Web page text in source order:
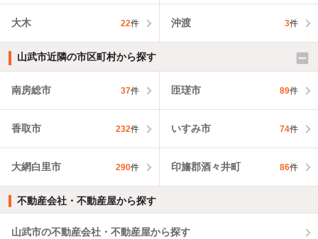
大木 22件 沖渡 3件
山武市近隣の市区町村から探す
南房総市 37件 匝瑳市 89件
香取市 232件 いすみ市 74件
大網白里市 290件 印旛郡酒々井町 86件
不動産会社・不動産屋から探す
山武市の不動産会社・不動産屋から探す